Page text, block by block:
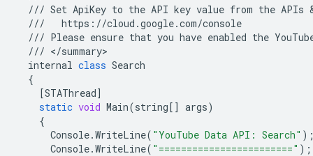
/// Set ApiKey to the API key value from the APIs
///
https : //cloud .google.com/console
/// Please ensure that you have enabled the
/// </summary
internal class Search
{
[STAThread]
static void Main(string[] args)
{
Console.WriteLine( "YouTube Data API: Search"
Console.WriteLine( "========================" );